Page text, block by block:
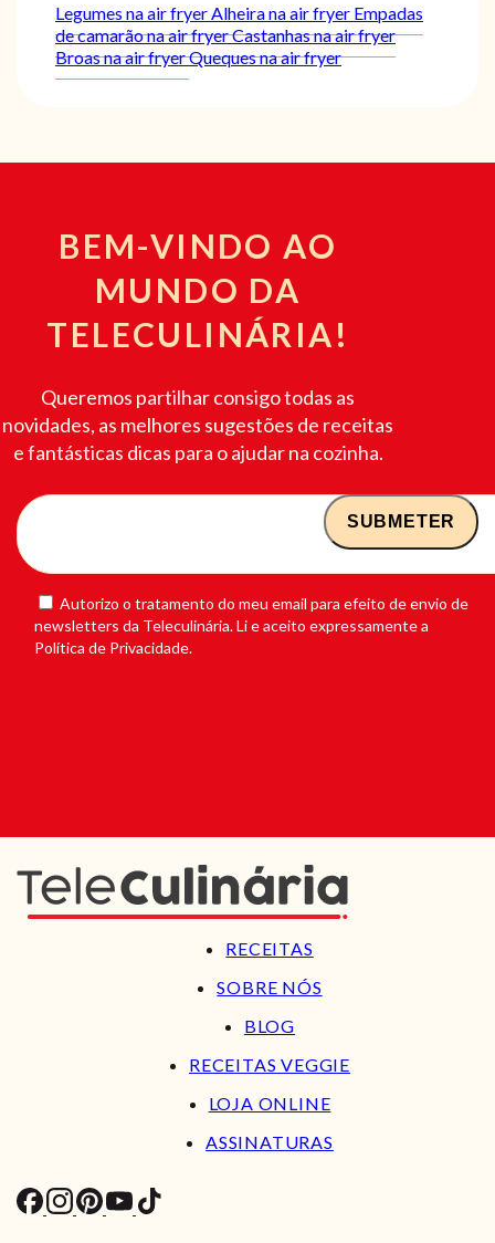
Legumes na air fryerAlheira na air fryer Empadas
de camarão na air fryerCastanhas na air fryer
Broas na air fryerQueques na air fryer
BEM-VINDO AO
MUNDO DA
TELECULINÁRIA!
Queremos partilhar consigo todas as
novidades, as melhores sugestões de receitas
e fantásticas dicas para o ajudar na cozinha.
Autorizo o tratamento do meu email para efeito de envio de
newsletters da Teleculinária. Li e aceito expressamente a
Política de Privacidade.
RECEITAS
SOBRE NÓS
BLOG
RECEITAS VEGGIE
LOJA ONLINE
ASSINATURAS